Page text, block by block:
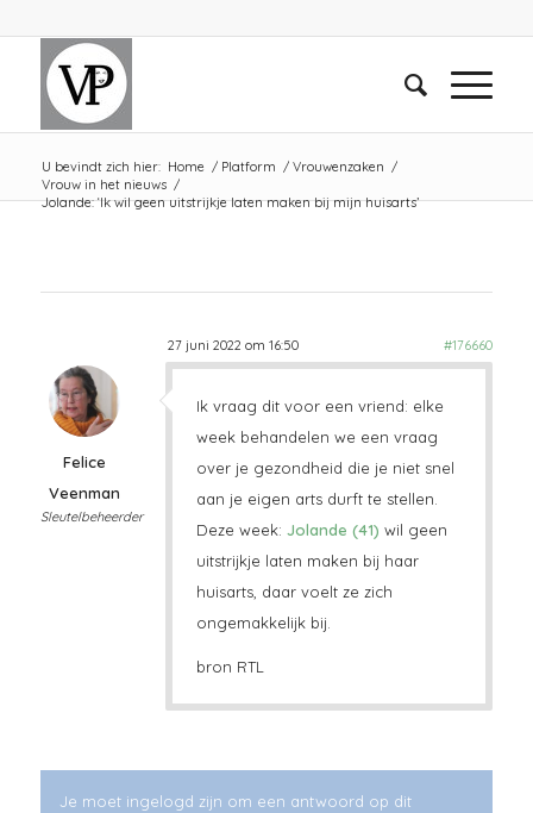
U bevindt zich hier: Home / Platform / Vrouwenzaken /
Vrouw in het nieuws /
Jolande: ‘Ik wil geen uitstrijkje laten maken bij mijn huisarts’
27 juni 2022 om 16:50 #176660
Felice
Veenman
Sleutelbeheerder
Ik vraag dit voor een vriend: elke
week behandelen we een vraag
over je gezondheid die je niet snel
aan je eigen arts durft te stellen.
Deze week: Jolande (41) wil geen
uitstrijkje laten maken bij haar
huisarts, daar voelt ze zich
ongemakkelijk bij.
bron RTL
Je moet ingelogd zijn om een antwoord op dit